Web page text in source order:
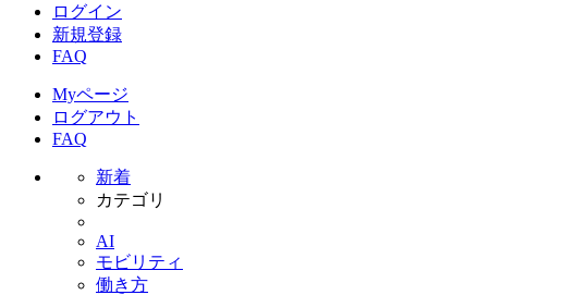
ログイン
新規登録
FAQ
Myページ
ログアウト
FAQ
新着
カテゴリ
AI
モビリティ
働き方